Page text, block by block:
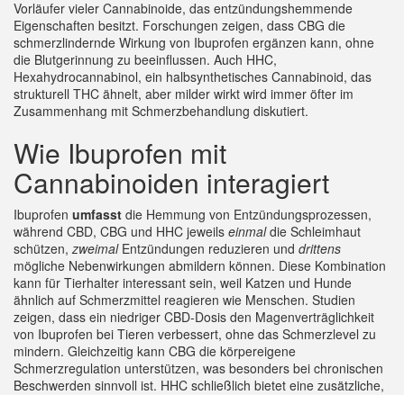
Vorläufer vieler Cannabinoide, das entzündungshemmende
Eigenschaften besitzt. Forschungen zeigen, dass CBG die
schmerzlindernde Wirkung von Ibuprofen ergänzen kann, ohne
die Blutgerinnung zu beeinflussen. Auch HHC,
Hexahydrocannabinol, ein halbsynthetisches Cannabinoid, das
strukturell THC ähnelt, aber milder wirkt wird immer öfter im
Zusammenhang mit Schmerzbehandlung diskutiert.
Wie Ibuprofen mit
Cannabinoiden interagiert
Ibuprofen umfasst die Hemmung von Entzündungsprozessen,
während CBD, CBG und HHC jeweils einmaldie Schleimhaut
schützen,zweimalEntzündungen reduzieren und drittens
mögliche Nebenwirkungen abmildern können. Diese Kombination
kann für Tierhalter interessant sein, weil Katzen und Hunde
ähnlich auf Schmerzmittel reagieren wie Menschen. Studien
zeigen, dass ein niedriger CBD‑Dosis den Magenverträglichkeit
von Ibuprofen bei Tieren verbessert, ohne das Schmerzlevel zu
mindern. Gleichzeitig kann CBG die körpereigene
Schmerzregulation unterstützen, was besonders bei chronischen
Beschwerden sinnvoll ist. HHC schließlich bietet eine zusätzliche,